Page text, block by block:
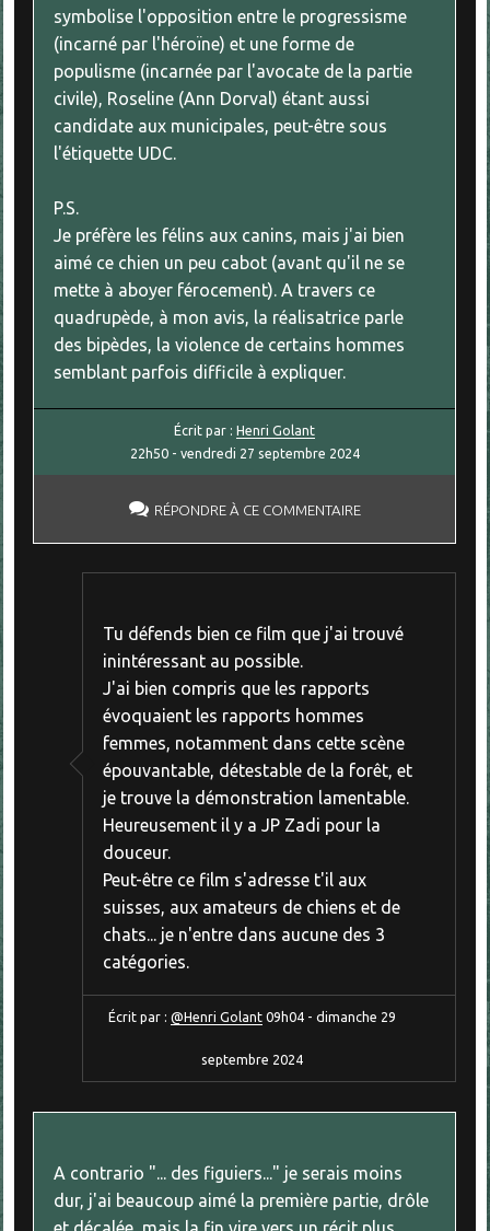
symbolise l'opposition entre le progressisme
(incarné par l'héroïne) et une forme de
populisme (incarnée par l'avocate de la partie
civile), Roseline (Ann Dorval) étant aussi
candidate aux municipales, peut-être sous
l'étiquette UDC.
P.S.
Je préfère les félins aux canins, mais j'ai bien
aimé ce chien un peu cabot (avant qu'il ne se
mette à aboyer férocement). A travers ce
quadrupède, à mon avis, la réalisatrice parle
des bipèdes, la violence de certains hommes
semblant parfois difficile à expliquer.
Écrit par :Henri Golant
22h50- vendredi 27 septembre 2024
RÉPONDRE À CE COMMENTAIRE
Tu défends bien ce film que j'ai trouvé
inintéressant au possible.
J'ai bien compris que les rapports
évoquaient les rapports hommes
femmes, notamment dans cette scène
épouvantable, détestable de la forêt, et
je trouve la démonstration lamentable.
Heureusement il y a JP Zadi pour la
douceur.
Peut-être ce film s'adresse t'il aux
suisses, aux amateurs de chiens et de
chats... je n'entre dans aucune des 3
catégories.
Écrit par :@Henri Golant 09h04 -dimanche 29
septembre 2024
A contrario "... des figuiers..." je serais moins
dur, j'ai beaucoup aimé la première partie, drôle